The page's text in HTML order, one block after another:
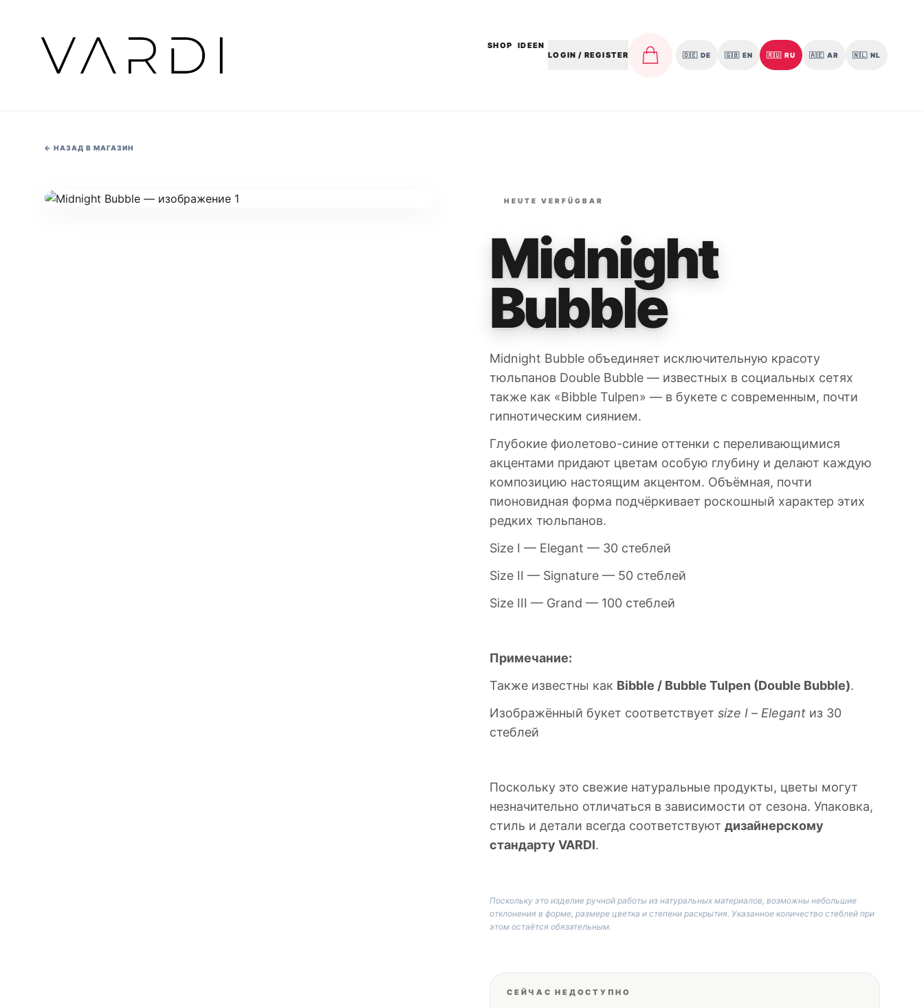
SHOP
IDEEN
LOGIN / REGISTER
🇩🇪 DE 🇬🇧 EN 🇷🇺 RU 🇦🇪 AR 🇳🇱 NL
← НАЗАД В МАГАЗИН
HEUTE VERFÜGBAR
Midnight
Bubble
Midnight Bubble объединяет исключительную красоту
тюльпанов Double Bubble — известных в социальных сетях
также как «Bibble Tulpen» — в букете с современным, почти
гипнотическим сиянием.
Глубокие фиолетово-синие оттенки с переливающимися
акцентами придают цветам особую глубину и делают каждую
композицию настоящим акцентом. Объёмная, почти
пионовидная форма подчёркивает роскошный характер этих
редких тюльпанов.
Size I — Elegant — 30 стеблей
Size II — Signature — 50 стеблей
Size III — Grand — 100 стеблей
Примечание:
Также известны как Bibble / Bubble Tulpen (Double Bubble).
Изображённый букет соответствует size I – Elegant из 30
стеблей
Поскольку это свежие натуральные продукты, цветы могут
незначительно отличаться в зависимости от сезона. Упаковка,
стиль и детали всегда соответствуют дизайнерскому
стандарту VARDI.
Поскольку это изделие ручной работы из натуральных материалов, возможны небольшие
отклонения в форме, размере цветка и степени раскрытия. Указанное количество стеблей при
этом остаётся обязательным.
СЕЙЧАС НЕДОСТУПНО